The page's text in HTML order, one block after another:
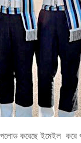
করেছে ইমেইল করে